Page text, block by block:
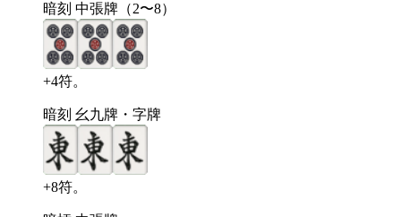
暗刻 中張牌（2〜8）
+4符。
暗刻 幺九牌・字牌
+8符。